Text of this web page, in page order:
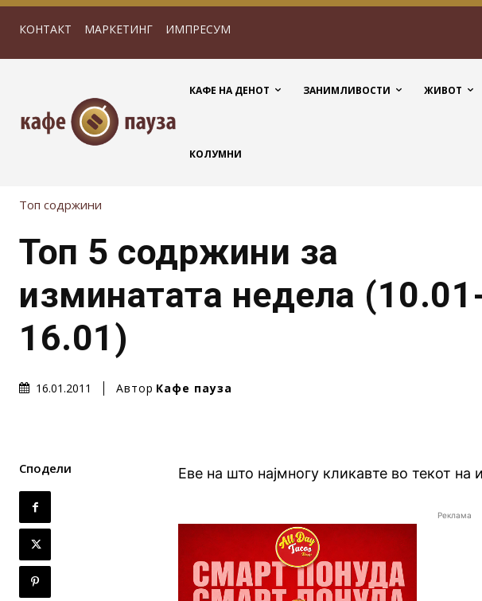
КОНТАКТ МАРКЕТИНГ ИМПРЕСУМ
КАФЕ НА ДЕНОТ ЗАНИМЛИВОСТИ ЖИВОТ
КОЛУМНИ
Топ содржини
Топ 5 содржини за
изминатата недела
16.01)
16.01.2011 Автор Кафе пауза
Сподели Еве на што најмногу кликавте во текот на
Реклама